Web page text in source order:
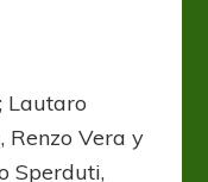
Lautaro
Renzo Vera y
Sperduti,